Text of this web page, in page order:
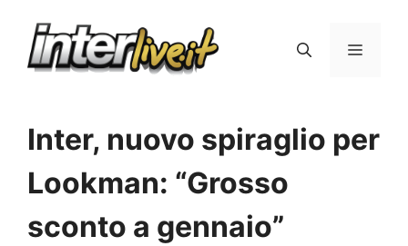
Menu
Inter, nuovo spiraglio per
Lookman: “Grosso
sconto a gennaio”